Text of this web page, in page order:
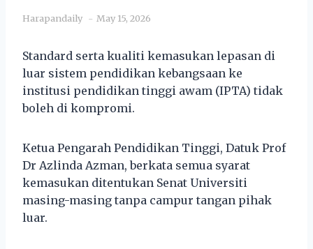
Harapandaily May 15, 2026
Standard serta kualiti kemasukan lepasan di
luar sistem pendidikan kebangsaan ke
institusi pendidikan tinggi awam (IPTA) tidak
boleh di kompromi.
Ketua Pengarah Pendidikan Tinggi, Datuk Prof
Dr Azlinda Azman, berkata semua syarat
kemasukan ditentukan Senat Universiti
masing-masing tanpa campur tangan pihak
luar.